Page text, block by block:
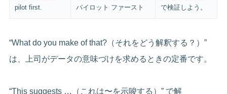
pilot first.
パイロット ファースト
で検証しよう。
“What do you make of that?（それをどう解釈する？）”
は、上司がデータの意味づけを求めるときの定番です。
“This suggests …（これは〜を示唆する）” で解